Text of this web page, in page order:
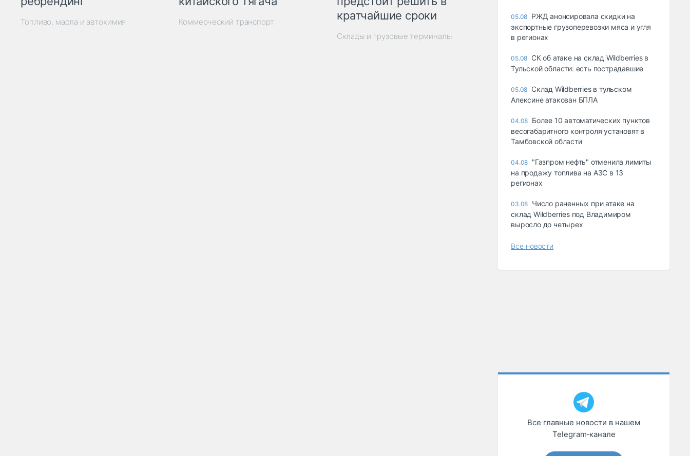
Топливо, масла и автохимия Коммерческий транспорт
кратчайшие сроки
Склады и грузовые терминалы
05.08 РЖД анонсировала скидки на
экспортные грузоперевозки мяса и угля
в регионах
05.08 СК об атаке на склад Wildberries в
Тульской области: есть пострадавшие
05.08 Склад Wildberries в тульском
Алексине атакован БПЛА
04.08 Более 10 автоматических пунктов
весогабаритного контроля установят в
Тамбовской области
04.08 "Газпром нефть" отменила лимиты
на продажу топлива на АЗС в 13
регионах
03.08 Число раненных при атаке на
склад Wildberries под Владимиром
выросло до четырех
Все новости
Все главные новости в нашем
Telegram‑канале